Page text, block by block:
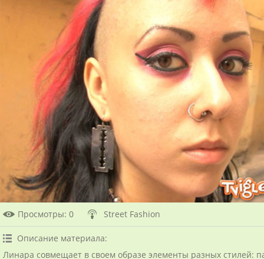
Просмотры: 0 Street Fashion
Описание материала:
Линара совмещает в своем образе элементы разных стилей: